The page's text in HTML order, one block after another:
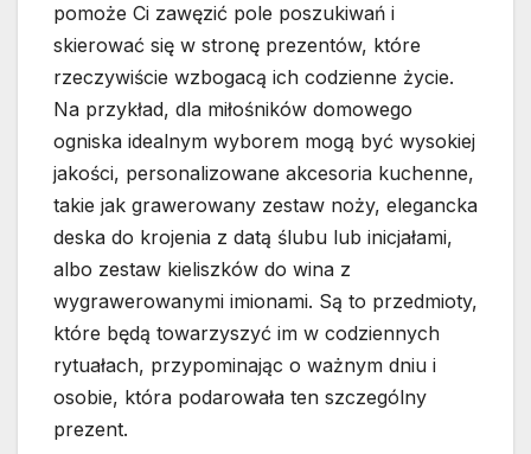
pomoże Ci zawęzić pole poszukiwań i
skierować się w stronę prezentów, które
rzeczywiście wzbogacą ich codzienne życie.
Na przykład, dla miłośników domowego
ogniska idealnym wyborem mogą być wysokiej
jakości, personalizowane akcesoria kuchenne,
takie jak grawerowany zestaw noży, elegancka
deska do krojenia z datą ślubu lub inicjałami,
albo zestaw kieliszków do wina z
wygrawerowanymi imionami. Są to przedmioty,
które będą towarzyszyć im w codziennych
rytuałach, przypominając o ważnym dniu i
osobie, która podarowała ten szczególny
prezent.